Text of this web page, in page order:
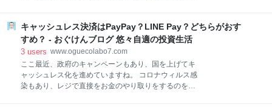
ばかり 韓国側の解決策 文政権の姿勢は 日本に来てる
韓国人の本音 日韓の溝は深まるばかり 韓国では、日本
企業の資産売却に向けた手続きが進んでいます。 命
す。 うん、やっぱりおいしい！ってね。 しかし、ご存
知だと思うけど、肉にはいろんな部位があり、人によ
って好みが違いますよね。 好きな部位に当たると、結
構嬉しいですが、違うとちょっと残念な気持ちになり
ます。 でも、なかなか部位について知らない人も多い
でしょうね。 そこで今回ちょっと調べてみました。 ド
キャッシュレス決済はPayPay？LINE Pay？どちらがおす
すめ？ - おぐけんブログ 悠々自適の投資生活
3 users www.oguecolabo7.com
ここ最近、政府のキャンペーンもあり、国を上げてキ
ャッシュレス化を進めていますね。 コロナウィルス感
染もあり、レジで直接をお金のやり取りをするのを嫌